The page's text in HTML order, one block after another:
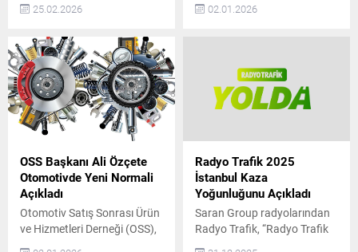
sürdürülebilir hizmet
BaremCars, büyüme
yolculuğunda önemli bir
adım daha attı. Şirket, artan
müşteri talebi ve
operasyonel kapasite
doğrultusunda İstanbul
Anadolu Yakası, Hatay ve
Ankara’da yeni şubelerini
hizmete açtığını duyurdu.
Son yıllarda otomotiv
sektöründe tüketicilerin en
çok önem verdiği konuların
başında güvenilirlik geliyor....
25.02.2026
kapsamlı 3. Şahıs
ediyor. 2009 yılında araç
sahiplerine güvenli ve
konforlu ulaşım alternatifi
Motovale, farklı sebeplerle
araç kullanamayan kişilere
deneyimli şoförler eşliğinde
özel sürüş hizmeti...
02.01.2026
OSS Başkanı Ali Özçete
Otomotivde Yeni Normali
Açıkladı
Otomotiv Satış Sonrası Ürün
ve Hizmetleri Derneği (OSS),
üyeleri ve sektör
Radyo Trafik 2025
İstanbul Kaza
Yoğunluğunu Açıkladı
Saran Group radyolarından
Radyo Trafik, “Radyo Trafik
Yolda” navigasyon